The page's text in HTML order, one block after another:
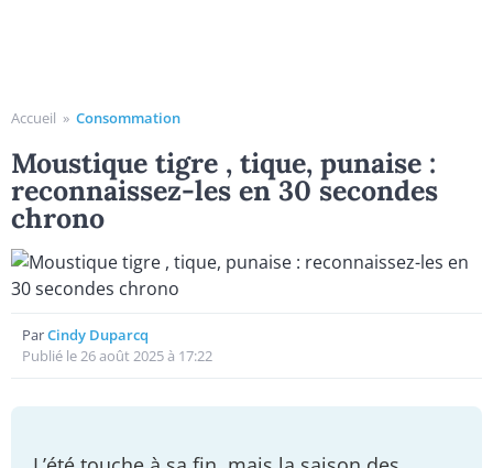
Accueil » Consommation
Moustique tigre , tique, punaise :
reconnaissez-les en 30 secondes
chrono
ParCindy Duparcq
Publié le 26 août 2025 à 17:22